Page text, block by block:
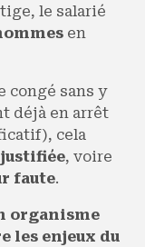
le salarié
en
congé sans y
déjà en arrêt
cela
, voire
faute.
organisme
les enjeux du